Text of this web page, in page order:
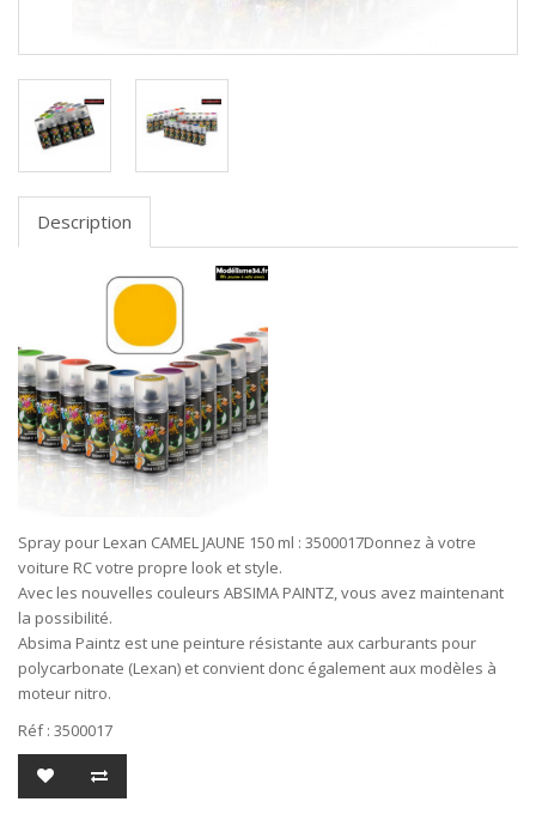
Description
Spray pour Lexan CAMEL JAUNE 150 ml : 3500017Donnez à votre
voiture RC votre propre look et style.
Avec les nouvelles couleurs ABSIMA PAINTZ, vous avez maintenant
la possibilité.
Absima Paintz est une peinture résistante aux carburants pour
polycarbonate (Lexan) et convient donc également aux modèles à
moteur nitro.
Réf : 3500017